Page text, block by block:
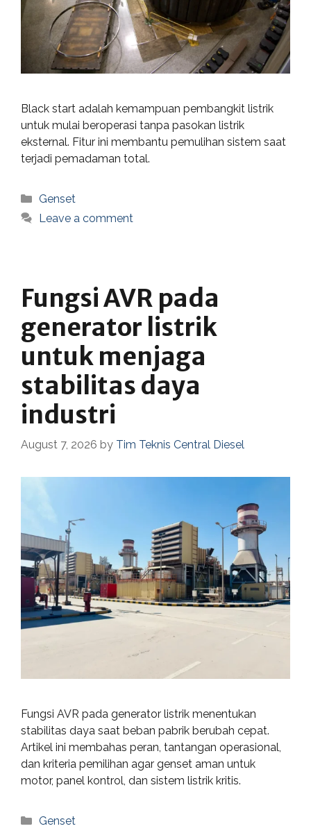
Black start adalah kemampuan pembangkit listrik
untuk mulai beroperasi tanpa pasokan listrik
eksternal. Fitur ini membantu pemulihan sistem saat
terjadi pemadaman total.
Categories
Genset
Leave a comment
Fungsi AVR pada
generator listrik
untuk menjaga
stabilitas daya
industri
August 7, 2026 by Tim Teknis Central Diesel
Fungsi AVR pada generator listrik menentukan
stabilitas daya saat beban pabrik berubah cepat.
Artikel ini membahas peran, tantangan operasional,
dan kriteria pemilihan agar genset aman untuk
motor, panel kontrol, dan sistem listrik kritis.
Categories
Genset